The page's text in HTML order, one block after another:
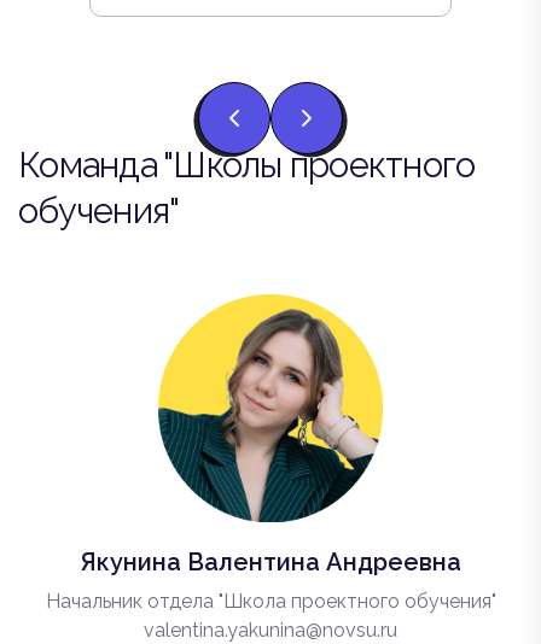
Команда "Школы проектного
обучения"
Якунина Валентина Андреевна
Начальник отдела "Школа проектного обучения"
valentina.yakunina@novsu.ru